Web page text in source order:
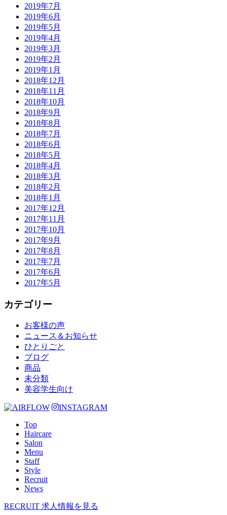
2019年7月
2019年6月
2019年5月
2019年4月
2019年3月
2019年2月
2019年1月
2018年12月
2018年11月
2018年10月
2018年9月
2018年8月
2018年7月
2018年6月
2018年5月
2018年4月
2018年3月
2018年2月
2018年1月
2017年12月
2017年11月
2017年10月
2017年9月
2017年8月
2017年7月
2017年6月
2017年5月
カテゴリー
お客様の声
ニュース＆お知らせ
ひとりごと
ブログ
商品
未分類
美容学生向け
INSTAGRAM
Top
Haircare
Salon
Menu
Staff
Style
Recruit
News
RECRUIT 求人情報を見る